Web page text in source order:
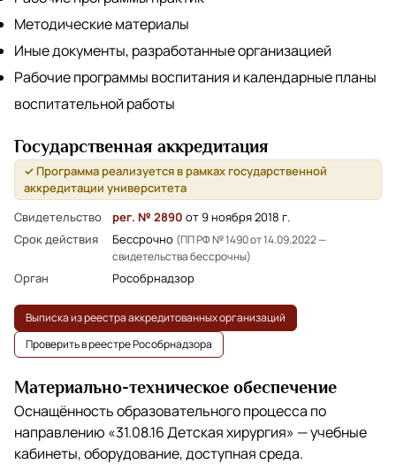
Методические материалы
Иные документы, разработанные организацией
Рабочие программы воспитания и календарные планы
воспитательной работы
Государственная аккредитация
✓ Программа реализуется в рамках государственной
аккредитации университета
Свидетельство
рег. № 2890 от 9 ноября 2018 г.
Срок действия
Бессрочно (ПП РФ № 1490 от 14.09.2022 —
свидетельства бессрочны)
Орган Рособрнадзор
Выписка из реестра аккредитованных организаций
Проверить в реестре Рособрнадзора
Материально-техническое обеспечение
Оснащённость образовательного процесса по
направлению «31.08.16 Детская хирургия» — учебные
кабинеты, оборудование, доступная среда.